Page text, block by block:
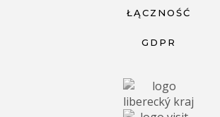
ŁĄCZNOŚĆ
GDPR